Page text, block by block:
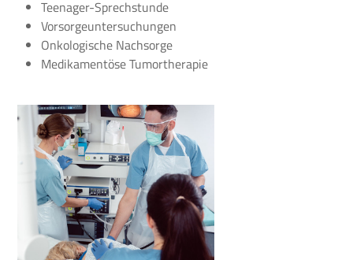
Teenager-Sprechstunde
Vorsorgeuntersuchungen
Onkologische Nachsorge
Medikamentöse Tumortherapie